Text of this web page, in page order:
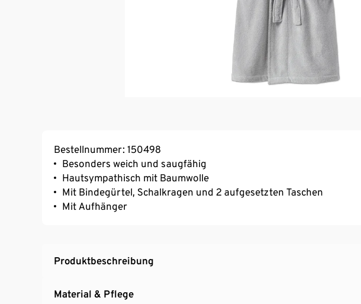
Bestellnummer: 150498
Besonders weich und saugfähig
Hautsympathisch mit Baumwolle
Mit Bindegürtel, Schalkragen und 2 aufgesetzten Taschen
Mit Aufhänger
Produktbeschreibung
Material & Pflege